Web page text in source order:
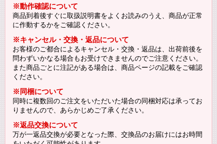
※動作確認について
商品到着後すぐに取扱説明書をよくお読みのうえ、商品が正常
に作動するかをご確認ください。
※キャンセル・交換・返品について
お客様のご都合によるキャンセル・交換・返品は、出荷前後を
問わずいかなる場合もお受けできませんのでご注意ください。
また商品ごとに注記がある場合は、商品ページの記載をご確認
ください。
※同梱について
同時に複数回のご注文をいただいた場合の同梱対応は承ってお
りませんので、あらかじめご了承ください。
※返品交換について
万が一返品交換が必要となった際、交換品のお届けにはお時間